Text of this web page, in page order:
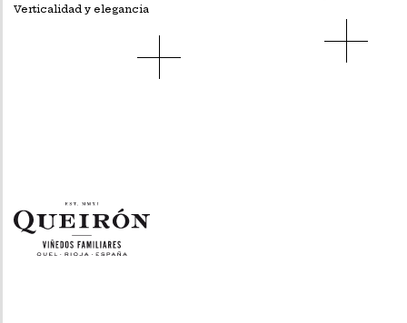
Verticalidad y elegancia